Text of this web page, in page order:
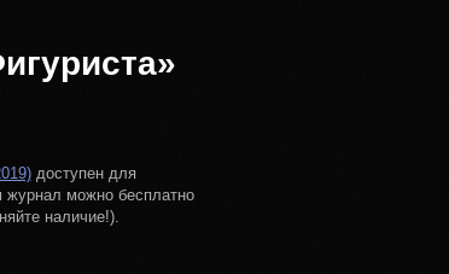
доступен для
журнал можно бесплатно
наличие!).